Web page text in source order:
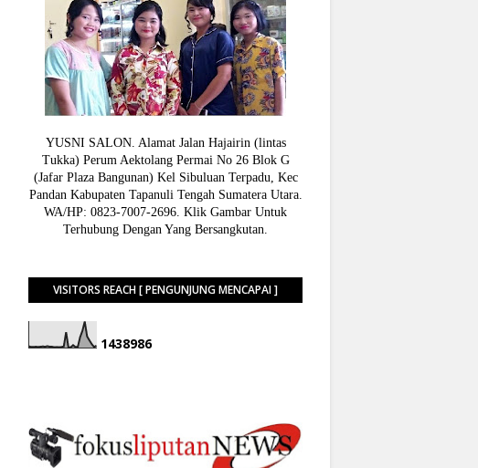
YUSNI SALON. Alamat Jalan Hajairin (lintas
Tukka) Perum Aektolang Permai No 26 Blok G
(Jafar Plaza Bangunan) Kel Sibuluan Terpadu, Kec
Pandan Kabupaten Tapanuli Tengah Sumatera Utara.
WA/HP: 0823-7007-2696. Klik Gambar Untuk
Terhubung Dengan Yang Bersangkutan.
VISITORS REACH [ PENGUNJUNG MENCAPAI ]
1438986